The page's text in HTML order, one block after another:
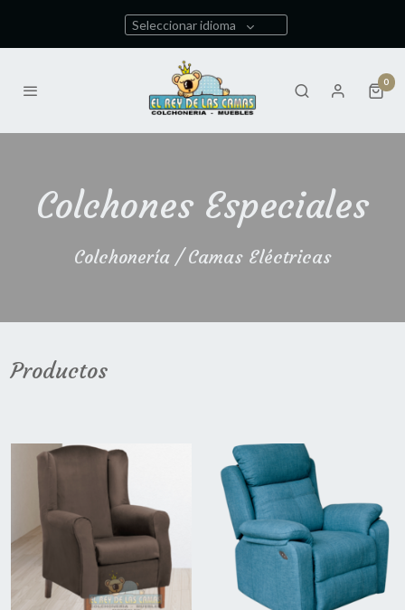
Seleccionar idioma
0
Colchones Especiales
Colchonería / Camas Eléctricas
Productos